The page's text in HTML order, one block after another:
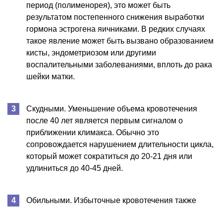
период (полименорея), это может быть
результатом постепенного снижения выработки
гормона эстрогена яичниками. В редких случаях
такое явление может быть вызвано образованием
кисты, эндометриозом или другими
воспалительными заболеваниями, вплоть до рака
шейки матки.
Скудными. Уменьшение объема кровотечения
после 40 лет является первым сигналом о
приближении климакса. Обычно это
сопровождается нарушением длительности цикла,
который может сократиться до 20-21 дня или
удлиниться до 40-45 дней.
Обильными. Избыточные кровотечения также